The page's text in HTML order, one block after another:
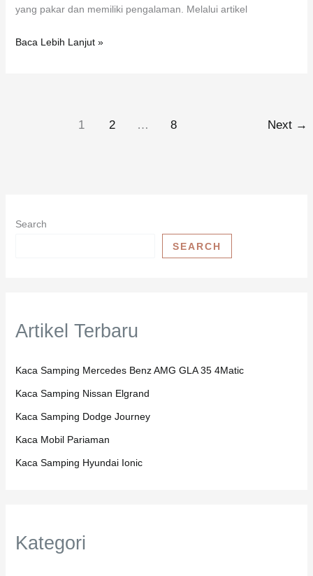
yang pakar dan memiliki pengalaman. Melalui artikel
Baca Lebih Lanjut »
1 2 … 8 Next →
Search
SEARCH
Artikel Terbaru
Kaca Samping Mercedes Benz AMG GLA 35 4Matic
Kaca Samping Nissan Elgrand
Kaca Samping Dodge Journey
Kaca Mobil Pariaman
Kaca Samping Hyundai Ionic
Kategori